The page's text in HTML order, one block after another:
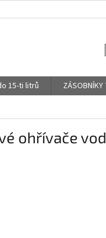
UŽIVATELŮ
15-ti litrů ZÁSOBNÍKY
ohřívače